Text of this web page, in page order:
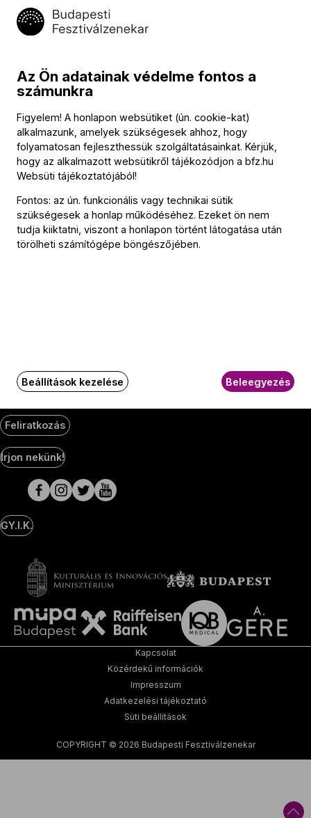
billentyűs hangszerek
Kapcsolat
Székhely és számlázási cím:
1034 Budapest,
Selmeci utca 14–16.
Postacím:
1300 Budapest,
Jegyiroda címe:
1036 Budapest,
Nagyszombat utca 1.
+36 1 489 4330
E-mail-cím
Feliratkozás
Social
Media
oldalak
Írjon nekünk!
GY.I.K.
COPYRIGHT © 2026 Budapesti Fesztiválzenekar
Kapcsolat
Közérdekű információk
Impresszum
Adatkezelési tájékoztató
Süti beállítások
Az Ön adatainak védelme fontos a
számunkra
Figyelem! A honlapon websütiket (ún. cookie-kat)
alkalmazunk, amelyek szükségesek ahhoz, hogy
folyamatosan fejleszthessük szolgáltatásainkat. Kérjük,
hogy az alkalmazott websütikről tájékozódjon a bfz.hu
Websüti tájékoztatójából!
Fontos: az ún. funkcionális vagy technikai sütik
szükségesek a honlap működéséhez. Ezeket ön nem
tudja kiiktatni, viszont a honlapon történt látogatása után
törölheti számítógépe böngészőjében.
Beállítások kezelése Beleegyezés